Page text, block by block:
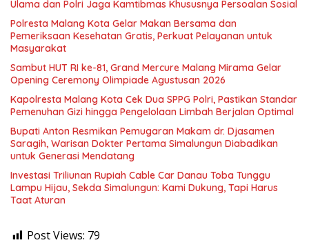
Ulama dan Polri Jaga Kamtibmas Khususnya Persoalan Sosial
Polresta Malang Kota Gelar Makan Bersama dan
Pemeriksaan Kesehatan Gratis, Perkuat Pelayanan untuk
Masyarakat
Sambut HUT RI ke-81, Grand Mercure Malang Mirama Gelar
Opening Ceremony Olimpiade Agustusan 2026
Kapolresta Malang Kota Cek Dua SPPG Polri, Pastikan Standar
Pemenuhan Gizi hingga Pengelolaan Limbah Berjalan Optimal
Bupati Anton Resmikan Pemugaran Makam dr. Djasamen
Saragih, Warisan Dokter Pertama Simalungun Diabadikan
untuk Generasi Mendatang
Investasi Triliunan Rupiah Cable Car Danau Toba Tunggu
Lampu Hijau, Sekda Simalungun: Kami Dukung, Tapi Harus
Taat Aturan
Post Views: 79